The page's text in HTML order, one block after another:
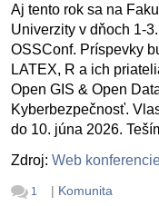
Aj tento rok sa na
Univerzity v dňoch 1-
OSSConf. Príspevky
LATEX, R a ich
Open GIS & Open
Kyberbezpečnosť.
do 10. júna 2026.
Zdroj: Web
1 | Komunita